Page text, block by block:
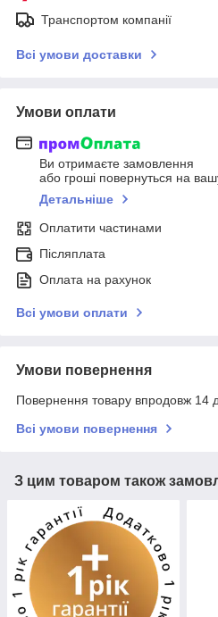
Транспортом компанії
Всі умови доставки
Умови оплати
Ви отримаєте замовлення
або гроші повернуться на
Детальніше
Оплатити частинами
Післяплата
Оплата на рахунок
Всі умови оплати
Умови повернення
Повернення товару впродовж 14
Всі умови повернення
З цим товаром також